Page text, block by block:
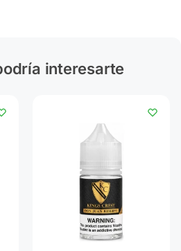
interesarte